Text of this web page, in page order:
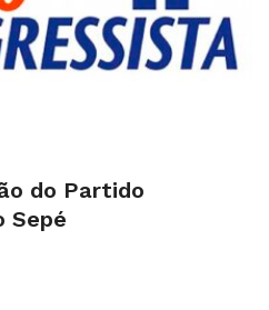
do Partido
Sepé